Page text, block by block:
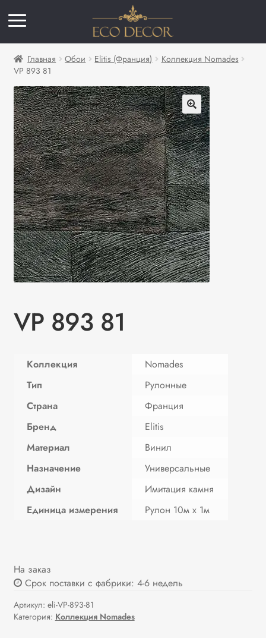
Главная Обои Elitis (Франция)
Коллекция Nomades
VP 893 81
На заказ
Срок поставки с фабрики: 4-6 недель
Артикул: eli-VP-893-81
Категория: Коллекция Nomades
VP 893 81
Коллекция
Nomades
Тип
Рулонные
Страна
Франция
Бренд
Elitis
Материал
Винил
Назначение
Универсальные
Дизайн
Имитация камня
Единица измерения
Рулон 10м х 1м